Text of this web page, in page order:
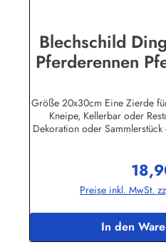
Blechschild
Pferderennen
Größe 20x30cm Eine Zierde
Kneipe, Kellerbar oder
Dekoration oder
Sie sich und Ihren Freunden
die gute alte Zeit! Unsere
aus hochwertigem Metall
Lebensdauer ist damit
lizensierte Werbeschilder.
Veranstalter hat seine
Preise inkl. MwSt.
In den